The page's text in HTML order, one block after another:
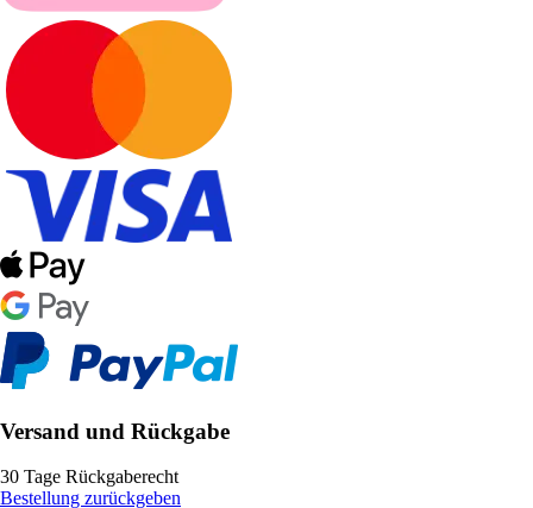
Versand und Rückgabe
30 Tage Rückgaberecht
Bestellung zurückgeben